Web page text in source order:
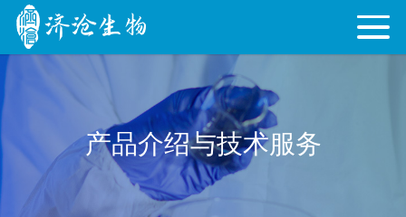
产品介绍与技术服务